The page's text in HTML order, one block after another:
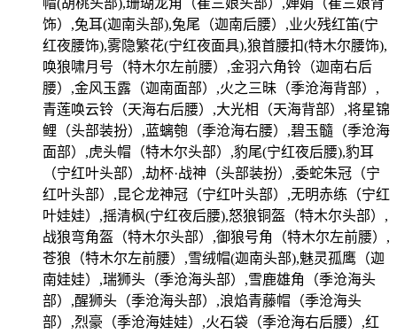
饰）,兔耳(迦南头部),兔尾（迦南后腰）,业火残红笛(宁
红夜腰饰),雾隐繁花(宁红夜面具),狼首腰扣(特木尔腰饰),
唤狼啸月号（特木尔左前腰）,金羽六角铃（迦南右后
腰）,金风玉露（迦南面部）,火之三昧（季沧海背部）,
青莲唤云铃（天海右后腰）,大光相（天海背部）,将星锦
鲤（头部装扮）,蓝螭匏（季沧海右腰）,碧玉髓（季沧海
面部）,虎头帽（特木尔头部）,豹尾(宁红夜后腰),豹耳
（宁红叶头部）,劫杯·战神（头部装扮）,委蛇朱冠（宁
红叶头部）,昆仑龙神冠（宁红叶头部）,无明赤练（宁红
叶娃娃）,摇清枫(宁红夜后腰),怒狼铜盔（特木尔头部）,
战狼弯角盔（特木尔头部）,御狼号角（特木尔左前腰）,
苍狼（特木尔左前腰）,雪绒帽(迦南头部),魅灵孤鹰（迦
南娃娃）,瑞狮头（季沧海头部）,雪鹿雄角（季沧海头
部）,醒狮头（季沧海头部）,浪焰青藤帽（季沧海头
部）,烈豪（季沧海娃娃）,火石袋（季沧海右后腰）,红